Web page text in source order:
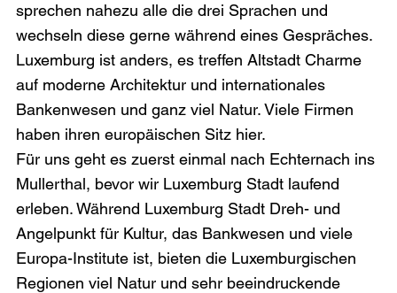
sprechen nahezu alle die drei Sprachen und
wechseln diese gerne während eines Gespräches.
Luxemburg ist anders, es treffen Altstadt Charme
auf moderne Architektur und internationales
Bankenwesen und ganz viel Natur. Viele Firmen
haben ihren europäischen Sitz hier.
Für uns geht es zuerst einmal nach Echternach ins
Mullerthal, bevor wir Luxemburg Stadt laufend
erleben. Während Luxemburg Stadt Dreh- und
Angelpunkt für Kultur, das Bankwesen und viele
Europa-Institute ist, bieten die Luxemburgischen
Regionen viel Natur und sehr beeindruckende